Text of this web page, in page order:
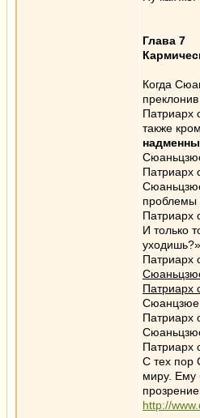
Глава 7
Когда
Патриарх
также
Патриарх
проблемы
Патриарх
И только
Патриарх
Патриарх
Сюанцзюе
Патриарх
Патриарх
С тех пор
миру. Ему
http://